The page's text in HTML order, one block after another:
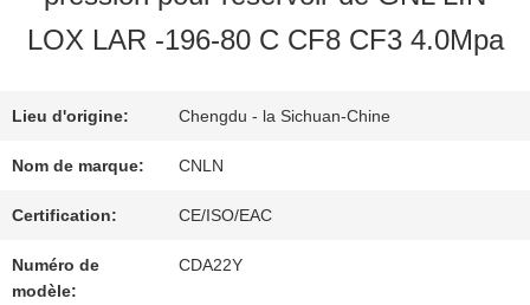
NOUS
VISITE
D'USINE
CONTRÔLE
LOX LAR -196-80 C CF8 CF3 4.0Mpa
Lieu d'origine: Chengdu - la Sichuan-Chine
Nom de marque: CNLN
Certification: CE/ISO/EAC
Numéro de
modèle:
CDA22Y